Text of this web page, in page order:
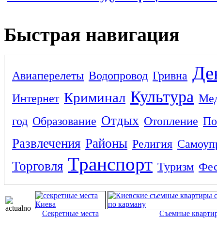
Быстрая навигация
Авиаперелеты Водопровод Гривна
Интернет Криминал Культура
год Образование Отдых Отопление
Развлечения Районы Религия
Торговля Транспорт Туризм
Секретные места Съемные